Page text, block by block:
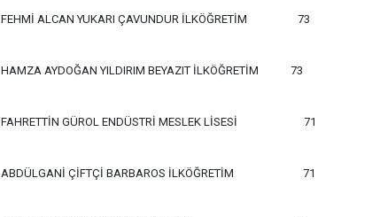
FEHMİ ALCAN YUKARI ÇAVUNDUR İLKÖĞRETİM 73
HAMZA AYDOĞAN YILDIRIM BEYAZIT İLKÖĞRETİM 73
FAHRETTİN GÜROL ENDÜSTRİ MESLEK LİSESİ 71
ABDÜLGANİ ÇİFTÇİ BARBAROS İLKÖĞRETİM 71